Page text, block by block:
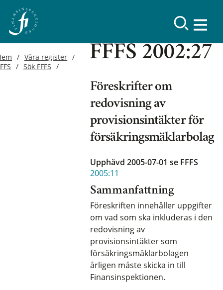
Våra register
Sök FFFS
FFFS 2002:27
Föreskrifter om
redovisning av
provisionsintäkter för
försäkringsmäklarbolag
Upphävd 2005-07-01se FFFS
2005:11
Sammanfattning
Föreskriften innehåller uppgifter
om vad som ska inkluderas i den
redovisning av
provisionsintäkter som
försäkringsmäklarbolagen
årligen måste skicka in till
Finansinspektionen.